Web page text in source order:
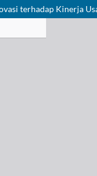
terhadap Kinerja